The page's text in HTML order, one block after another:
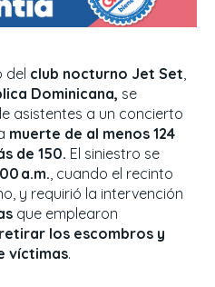
del club nocturno Jet Set,
Dominicana, se
asistentes a un concierto
muerte de al menos 124
de 150. El siniestro se
a.m., cuando el recinto
y requirió la intervención
que emplearon
retirar los escombros y
víctimas.